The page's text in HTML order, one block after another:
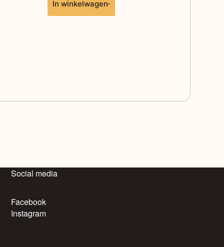
In winkelwagen
Social media
Facebook
Instagram